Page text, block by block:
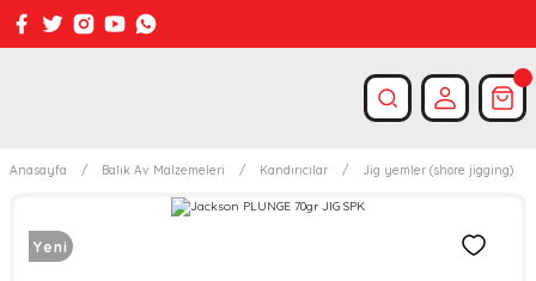
Anasayfa Balık Av Malzemeleri Kandırıcılar Jig yemler (shore jigging)
Yeni